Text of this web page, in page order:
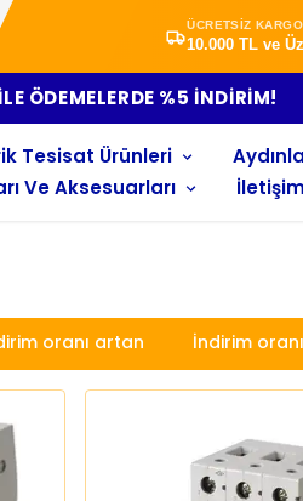
ÜCRETSİZ KARGO
10.000 TL ve
10.000 TL ÜZERİ
Tesisat Ürünleri
Ve Aksesuarları
İletişim
oranı artan İndirim